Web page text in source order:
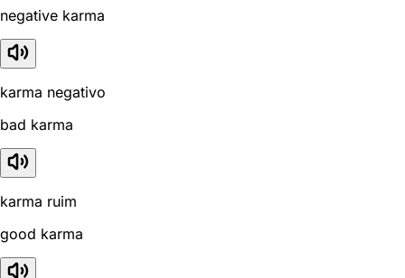
negative karma
karma negativo
bad karma
karma ruim
good karma